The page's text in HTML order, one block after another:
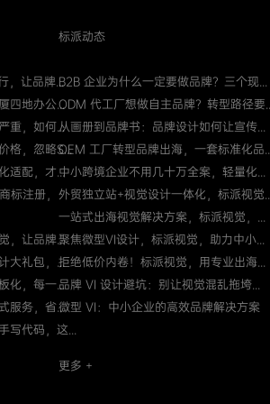
，让品牌...
四地办公...
重，如何...
格，忽略S...
适配，才...
标注册，
，让品牌...
大礼包，...
化，每一...
服务，省...
写代码，这...
标派动态
B2B 企业为什么一定要做品牌？三个现...
ODM 代工厂想做自主品牌？转型路径要
从画册到品牌书：品牌设计如何让宣传...
OEM 工厂转型品牌出海，一套标准化品
中小跨境企业不用几十万全案，轻量化...
外贸独立站+视觉设计一体化，标派视觉
一站式出海视觉解决方案，标派视觉，...
聚焦微型VI设计，标派视觉，助力中小...
拒绝低价内卷！标派视觉，用专业出海...
品牌 VI 设计避坑：别让视觉混乱拖垮...
微型 VI：中小企业的高效品牌解决方案
更多 +